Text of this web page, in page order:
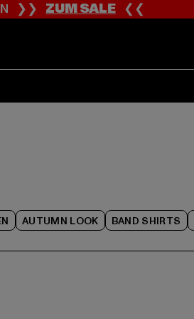
❯❯ZUM SALE❮❮
AUTUMN LOOK BAND SHIRTS